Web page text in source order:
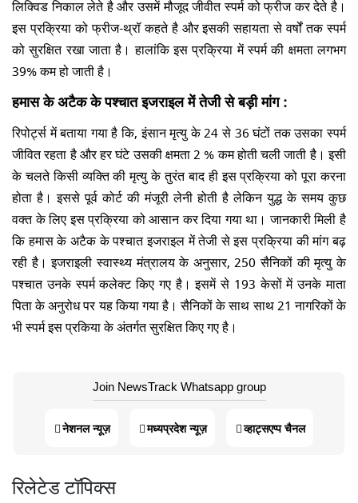
लिक्विड निकाल लेते है और उसमें मौजूद जीवीत स्पर्म को फ्रीज कर देते है।
इस प्रक्रिया को फ्रीज-थ्रॉ कहते है और इसकी सहायता से वर्षों तक स्पर्म
को सुरक्षित रखा जाता है। हालांकि इस प्रक्रिया में स्पर्म की क्षमता लगभग
39% कम हो जाती है।
हमास के अटैक के पश्चात इजराइल में तेजी से बड़ी मांग :
रिपोर्ट्स में बताया गया है कि, इंसान मृत्यु के 24 से 36 घंटों तक उसका स्पर्म
जीवित रहता है और हर घंटे उसकी क्षमता 2 % कम होती चली जाती है। इसी
के चलते किसी व्यक्ति की मृत्यु के तुरंत बाद ही इस प्रक्रिया को पूरा करना
होता है। इससे पूर्व कोर्ट की मंजूरी लेनी होती है लेकिन युद्ध के समय कुछ
वक्त के लिए इस प्रक्रिया को आसान कर दिया गया था। जानकारी मिली है
कि हमास के अटैक के पश्चात इजराइल में तेजी से इस प्रक्रिया की मांग बढ़
रही है। इजराइली स्वास्थ्य मंत्रालय के अनुसार, 250 सैनिकों की मृत्यु के
पश्चात उनके स्पर्म कलेक्ट किए गए है। इसमें से 193 केसों में उनके माता
पिता के अनुरोध पर यह किया गया है। सैनिकों के साथ साथ 21 नागरिकों के
भी स्पर्म इस प्रकिया के अंतर्गत सुरक्षित किए गए है।
Join NewsTrack Whatsapp group
नेशनल न्यूज़ मध्यप्रदेश न्यूज़ व्हाट्सएप्प चैनल
रिलेटेड टॉपिक्स